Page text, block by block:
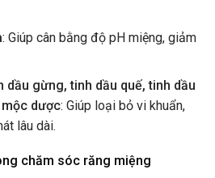
: Giúp cân bằng độ pH miệng, giảm
dầu gừng, tinh dầu quế, tinh dầu
dược: Giúp loại bỏ vi khuẩn,
lâu dài.
chăm sóc răng miệng